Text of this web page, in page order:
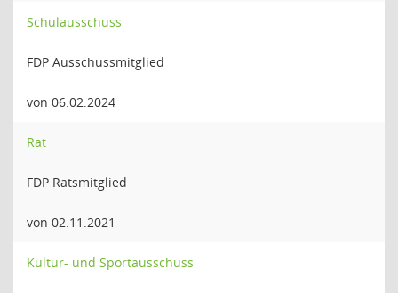
Schulausschuss
FDP Ausschussmitglied
von 06.02.2024
Rat
FDP Ratsmitglied
von 02.11.2021
Kultur- und Sportausschuss